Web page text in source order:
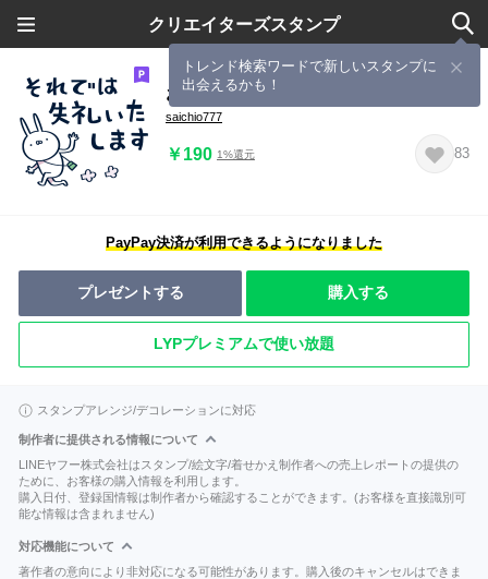
クリエイターズスタンプ
トレンド検索ワードで新しいスタンプに
出会えるかも！
おさぎ２「毎日使える見やすい敬語」
saichio777
￥190 1%還元 83
PayPay決済が利用できるようになりました
プレゼントする 購入する
LYPプレミアムで使い放題
スタンプアレンジ/デコレーションに対応
制作者に提供される情報について
LINEヤフー株式会社はスタンプ/絵文字/着せかえ制作者への売上レポートの提供の
ために、お客様の購入情報を利用します。
購入日付、登録国情報は制作者から確認することができます。(お客様を直接識別可
能な情報は含まれません)
対応機能について
著作者の意向により非対応になる可能性があります。購入後のキャンセルはできま